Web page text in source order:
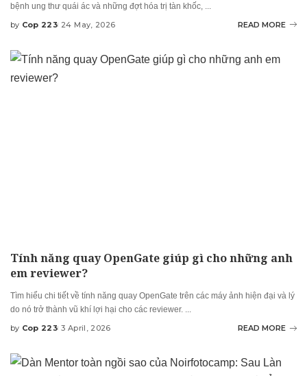
bệnh ung thư quái ác và những đợt hóa trị tàn khốc,
Posted
by Cop 223 24 May, 2026 READ MORE
Tính năng quay OpenGate giúp gì cho những anh
em reviewer?
Tìm hiểu chi tiết về tính năng quay OpenGate trên các máy ảnh hiện đại và lý
do nó trở thành vũ khí lợi hại cho các reviewer. ...
Posted
by Cop 223 3 April, 2026 READ MORE